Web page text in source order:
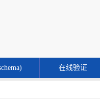
在线验证